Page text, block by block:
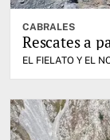
CABRALES
Rescates a
EL FIELATO Y EL